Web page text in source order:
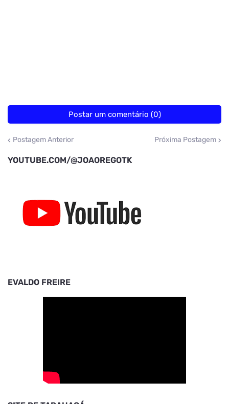
Postar um comentário (0)
Postagem Anterior Próxima Postagem
YOUTUBE.COM/@JOAOREGOTK
EVALDO FREIRE